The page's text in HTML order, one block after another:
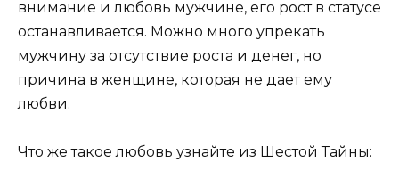
внимание и любовь мужчине, его рост в статусе
останавливается. Можно много упрекать
мужчину за отсутствие роста и денег, но
причина в женщине, которая не дает ему
любви.
Что же такое любовь узнайте из Шестой Тайны: